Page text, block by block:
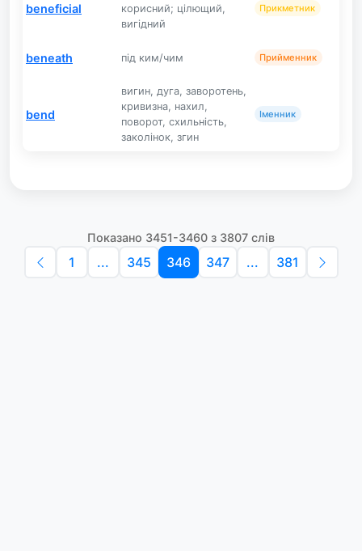
beneficial
корисний; цілющий,
вигідний
Прикметник
beneath під ким/чим Прийменник
bend
вигин, дуга, заворотень,
кривизна, нахил,
поворот, схильність,
заколінок, згин
Іменник
Показано 3451-3460 з 3807 слів
1 ... 345 346 347 ... 381